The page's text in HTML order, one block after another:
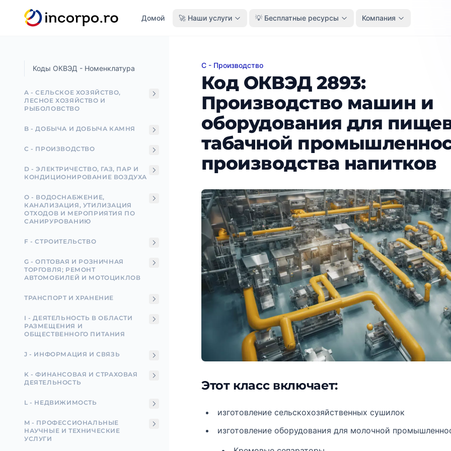
контенту
Домой 🚀 Наши услуги 💡 Бесплатные ресурсы Компания
Коды ОКВЭД - Номенклатура
A - СЕЛЬСКОЕ ХОЗЯЙСТВО,
ЛЕСНОЕ ХОЗЯЙСТВО И
РЫБОЛОВСТВО
B - ДОБЫЧА И ДОБЫЧА КАМНЯ
C - ПРОИЗВОДСТВО
D - ЭЛЕКТРИЧЕСТВО, ГАЗ, ПАР И
КОНДИЦИОНИРОВАНИЕ ВОЗДУХА
О - ВОДОСНАБЖЕНИЕ,
КАНАЛИЗАЦИЯ, УТИЛИЗАЦИЯ
ОТХОДОВ И МЕРОПРИЯТИЯ ПО
САНИРУРОВАНИЮ
F - СТРОИТЕЛЬСТВО
G - ОПТОВАЯ И РОЗНИЧНАЯ
ТОРГОВЛЯ; РЕМОНТ
АВТОМОБИЛЕЙ И МОТОЦИКЛОВ
ТРАНСПОРТ И ХРАНЕНИЕ
I - ДЕЯТЕЛЬНОСТЬ В ОБЛАСТИ
РАЗМЕЩЕНИЯ И
ОБЩЕСТВЕННОГО ПИТАНИЯ
J - ИНФОРМАЦИЯ И СВЯЗЬ
K - ФИНАНСОВАЯ И СТРАХОВАЯ
ДЕЯТЕЛЬНОСТЬ
L - НЕДВИЖИМОСТЬ
M - ПРОФЕССИОНАЛЬНЫЕ
НАУЧНЫЕ И ТЕХНИЧЕСКИЕ
УСЛУГИ
Код ОКВЭД 2893: Производство машин и оборудования
C - Производство
Код ОКВЭД 2893:
Производство машин и
оборудования для
табачной
производства напитков
Этот класс включает:
изготовление сельскохозяйственных сушилок
изготовление оборудования для молочной